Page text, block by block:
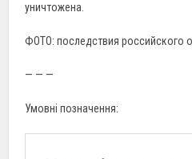
уничтожена.
ФОТО: последствия российского
— — —
Умовні позначення: